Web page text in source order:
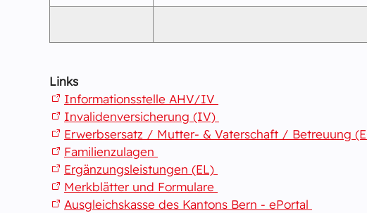
Links
Informationsstelle AHV/IV
Invalidenversicherung (IV)
Erwerbsersatz / Mutter- & Vaterschaft / Betreuung
Familienzulagen
Ergänzungsleistungen (EL)
Merkblätter und Formulare
Ausgleichskasse des Kantons Bern - ePortal